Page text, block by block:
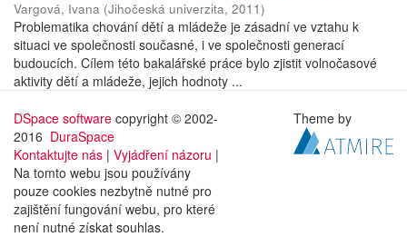
Vargová, Ivana (Jihočeská univerzita, 2011)
Problematika chování dětí a mládeže je zásadní ve vztahu k
situaci ve společnosti současné, i ve společnosti generací
budoucích. Cílem této bakalářské práce bylo zjistit volnočasové
aktivity dětí a mládeže, jejich hodnoty ...
DSpace software copyright © 2002-
2016 DuraSpace
Kontaktujte nás | Vyjádření názoru |
Na tomto webu jsou používány
pouze cookies nezbytně nutné pro
zajištění fungování webu, pro které
není nutné získat souhlas.
Theme by